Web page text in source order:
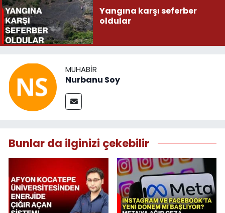
Yangına karşı seferber
oldular
MUHABIR
Nurbanu Soy
Bunlar da ilginizi çekebilir